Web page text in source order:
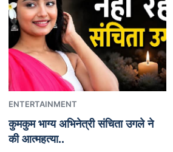
ENTERTAINMENT
कुमकुम भाग्य अभिनेत्री संचिता उगले ने
की आत्महत्या..